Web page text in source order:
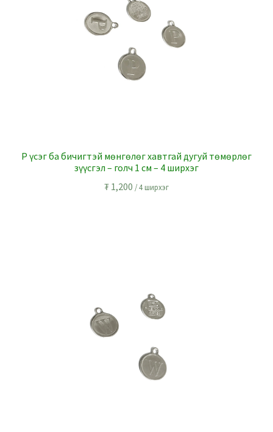
P үсэг ба бичигтэй мөнгөлөг хавтгай дугуй төмөрлөг
зүүсгэл – голч 1 см – 4 ширхэг
₮ 1,200 / 4 ширхэг